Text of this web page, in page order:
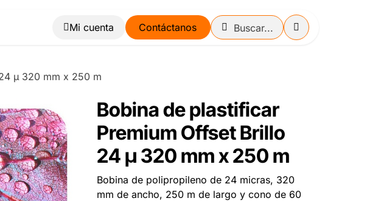
Blog Contáctanos
µ 320 mm x 250 m
Bobina de plastificar
Premium Offset Brillo
24 µ 320 mm x 250 m
Bobina de polipropileno de 24 micras, 320
mm de ancho, 250 m de largo y cono de 60